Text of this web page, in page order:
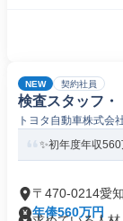
NEW 契約社員
検査スタッフ
トヨタ自動車株式
✨初年度年収
〒470-0214愛
年俸560万円